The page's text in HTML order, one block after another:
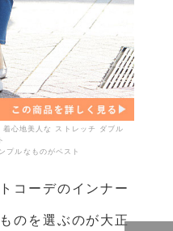
心地美人な ストレッチ ダブル
プルなものがベスト
コーデのインナー
のを選ぶのが大正